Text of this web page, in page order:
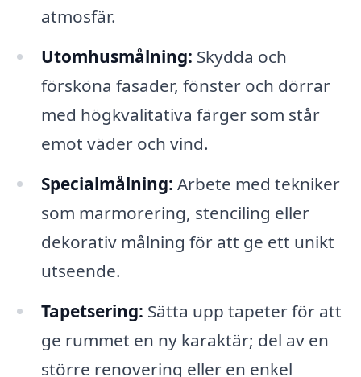
atmosfär.
Utomhusmålning: Skydda och
försköna fasader, fönster och dörrar
med högkvalitativa färger som står
emot väder och vind.
Specialmålning: Arbete med tekniker
som marmorering, stenciling eller
dekorativ målning för att ge ett unikt
utseende.
Tapetsering: Sätta upp tapeter för att
ge rummet en ny karaktär; del av en
större renovering eller en enkel